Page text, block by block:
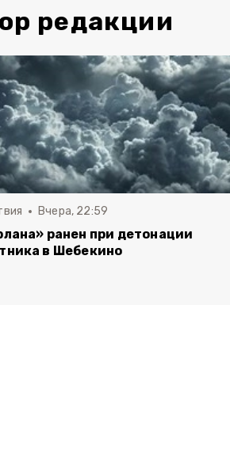
редакции
Вчера, 22:59
ранен при детонации
в Шебекино